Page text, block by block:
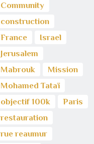
Community
construction
France
Israel
Jerusalem
Mabrouk
Mission
Mohamed Tataï
objectif 100k
Paris
restauration
rue reaumur